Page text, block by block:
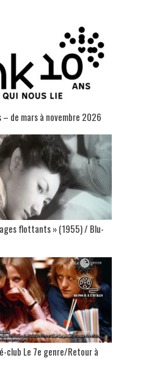
de mars à novembre 2026
flottants » (1955) / Blu-
club Le 7e genre/Retour à